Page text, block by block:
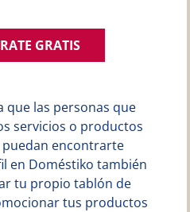
GRATIS
que las personas que
servicios o productos
encontrarte
en Doméstiko también
tu propio tablón de
tus productos